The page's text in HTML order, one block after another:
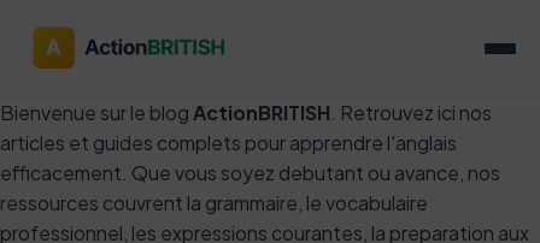
Bienvenue sur le blog ActionBRITISH . Retrouvez ici nos
articles et guides complets pour apprendre l'anglais
efficacement. Que vous soyez debutant ou avance, nos
ressources couvrent la grammaire, le vocabulaire
professionnel, les expressions courantes, la preparation aux